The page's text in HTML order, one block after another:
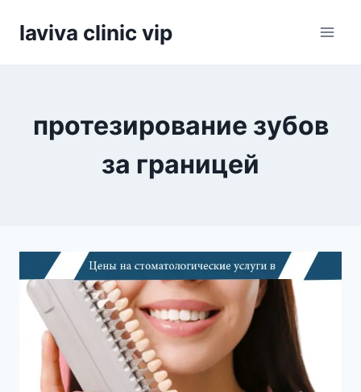
laviva clinic vip
протезирование зубов
за границей